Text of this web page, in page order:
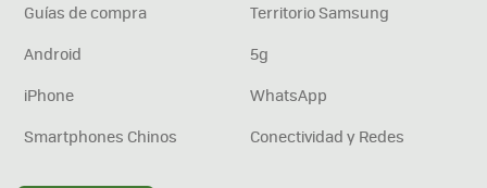
Guías de compra
Territorio Samsung
Android
5g
iPhone
WhatsApp
Smartphones Chinos
Conectividad y Redes